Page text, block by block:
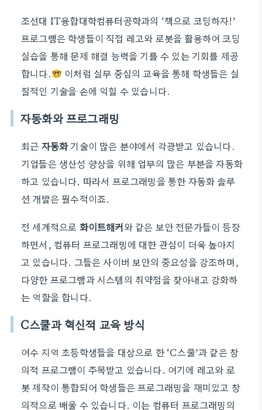
조선대 IT융합대학컴퓨터공학과의 ‘책으로 코딩하자!’
프로그램은 학생들이 직접 레고와 로봇을 활용하여 코딩
실습을 통해 문제 해결 능력을 기를 수 있는 기회를 제공
합니다.
이처럼 실무 중심의 교육을 통해 학생들은 실
질적인 기술을 손에 익힐 수 있습니다.
자동화와 프로그래밍
최근 자동화기술이 많은 분야에서 각광받고 있습니다.
기업들은 생산성 향상을 위해 업무의 많은 부분을 자동화
하고 있습니다. 따라서 프로그래밍을 통한 자동화 솔루
션 개발은 필수적이죠.
전 세계적으로 화이트해커와 같은 보안 전문가들이 등장
하면서, 컴퓨터 프로그래밍에 대한 관심이 더욱 높아지
고 있습니다. 그들은 사이버 보안의 중요성을 강조하며,
다양한 프로그램과 시스템의 취약점을 찾아내고 강화하
는 역할을 합니다.
C스쿨과 혁신적 교육 방식
여수 지역 초등학생들을 대상으로 한 ‘C스쿨’과 같은 창
의적 프로그램이 주목받고 있습니다. 여기에 레고와 로
봇 제작이 통합되어 학생들은 프로그래밍을 재미있고 창
의적으로 배울 수 있습니다. 이는 컴퓨터 프로그래밍의